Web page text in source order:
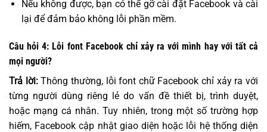
Nếu không được, bạn có thể gỡ cài đặt Facebook và cài
lại để đảm bảo không lỗi phần mềm.
Câu hỏi 4: Lỗi font Facebook chỉ xảy ra với mình hay với tất cả
mọi người?
Trả lời:Thông thường, lỗi font chữ Facebook chỉ xảy ra với
từng người dùng riêng lẻ do vấn đề thiết bị, trình duyệt,
hoặc mạng cá nhân. Tuy nhiên, trong một số trường hợp
hiếm, Facebook cập nhật giao diện hoặc lỗi hệ thống diện